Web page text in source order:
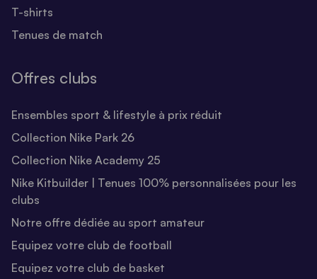
T-shirts
Tenues de match
Offres clubs
Ensembles sport & lifestyle à prix réduit
Collection Nike Park 26
Collection Nike Academy 25
Nike Kitbuilder | Tenues 100% personnalisées pour les
clubs
Notre offre dédiée au sport amateur
Equipez votre club de football
Equipez votre club de basket